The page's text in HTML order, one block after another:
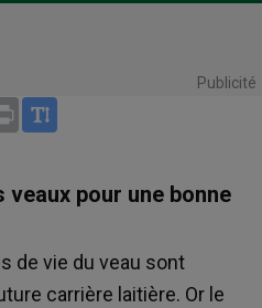
Publicité
Print
veaux pour une bonne
de vie du veau sont
carrière laitière. Or le